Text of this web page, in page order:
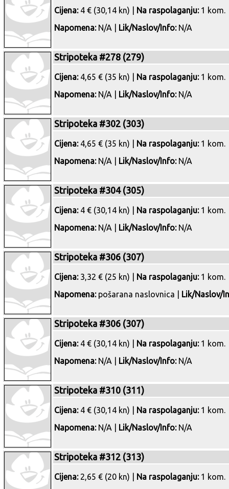
Cijena:4 € (30,14 kn) | Na raspolaganju:1 kom.
Napomena:N/A | Lik/Naslov/Info:N/A
Stripoteka #278 (279)
Cijena:4,65 € (35 kn) | Na raspolaganju:1 kom.
Napomena:N/A | Lik/Naslov/Info:N/A
Stripoteka #302 (303)
Cijena:4,65 € (35 kn) | Na raspolaganju:1 kom.
Napomena:N/A | Lik/Naslov/Info:N/A
Stripoteka #304 (305)
Cijena:4 € (30,14 kn) | Na raspolaganju:1 kom.
Napomena:N/A | Lik/Naslov/Info:N/A
Stripoteka #306 (307)
Cijena:3,32 € (25 kn) | Na raspolaganju:1 kom.
Napomena:pošarana naslovnica | Lik/Naslov/
Stripoteka #306 (307)
Cijena:4 € (30,14 kn) | Na raspolaganju:1 kom.
Napomena:N/A | Lik/Naslov/Info:N/A
Stripoteka #310 (311)
Cijena:4 € (30,14 kn) | Na raspolaganju:1 kom.
Napomena:N/A | Lik/Naslov/Info:N/A
Stripoteka #312 (313)
Cijena:2,65 € (20 kn) | Na raspolaganju:1 kom.